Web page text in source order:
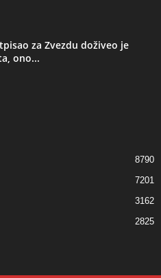
za Zvezdu doživeo je
ono...
8790
7201
3162
2825